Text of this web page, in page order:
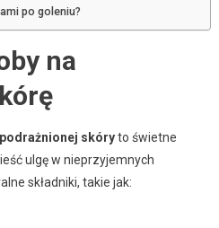
po goleniu?
na
skóryto świetne
ulgę w nieprzyjemnych
składniki, takie jak: